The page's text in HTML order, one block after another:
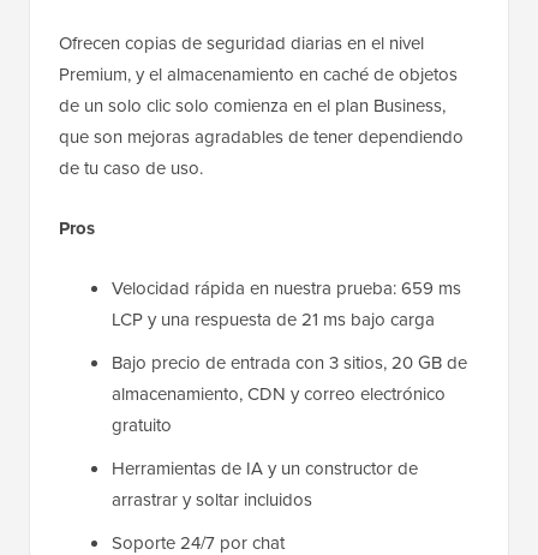
Ofrecen copias de seguridad diarias en el nivel
Premium, y el almacenamiento en caché de objetos
de un solo clic solo comienza en el plan Business,
que son mejoras agradables de tener dependiendo
de tu caso de uso.
Pros
Velocidad rápida en nuestra prueba: 659 ms
LCP y una respuesta de 21 ms bajo carga
Bajo precio de entrada con 3 sitios, 20 GB de
almacenamiento, CDN y correo electrónico
gratuito
Herramientas de IA y un constructor de
arrastrar y soltar incluidos
Soporte 24/7 por chat